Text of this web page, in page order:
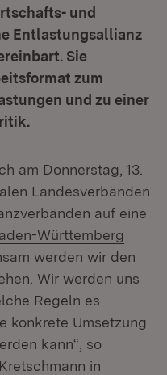
und
Entlastungsallianz
Sie
zum
und zu einer
am Donnerstag, 13.
Landesverbänden
auf eine
Württemberg
werden wir den
Wir werden uns
Regeln es
konkrete Umsetzung
kann“, so
in